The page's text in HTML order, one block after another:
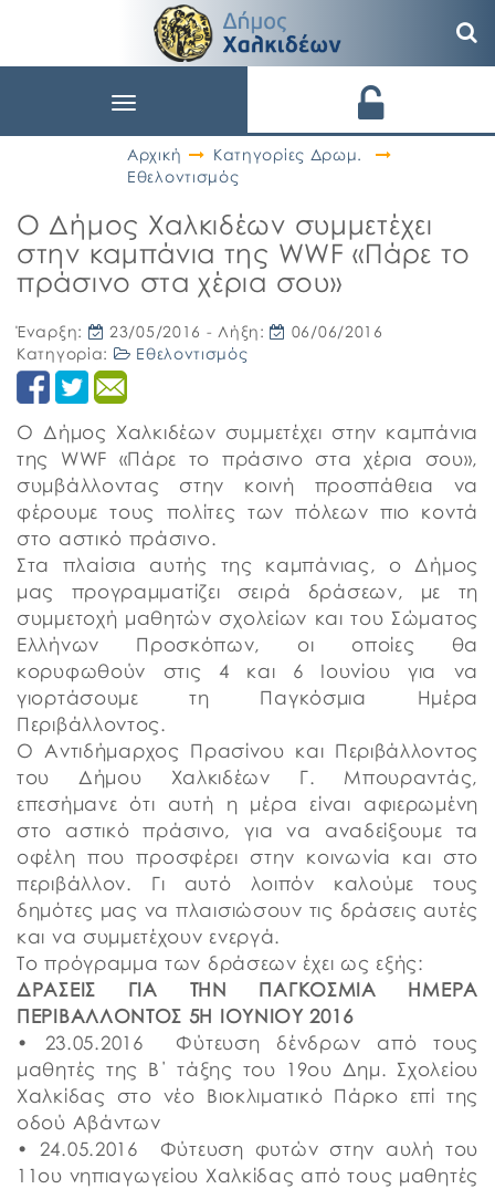
Toggle
Αρχική
Κατηγορίες Δρωμ.
Εθελοντισμός
Ο Δήμος Χαλκιδέων συμμετέχει
στην καμπάνια της WWF «Πάρε το
πράσινο στα χέρια σου»
Έναρξη: 23/05/2016 - Λήξη:
06/06/2016
Κατηγορία:
Εθελοντισμός
Ο Δήμος Χαλκιδέων συμμετέχει στην καμπάνια
της WWF «Πάρε το πράσινο στα χέρια σου»,
συμβάλλοντας στην κοινή προσπάθεια να
φέρουμε τους πολίτες των πόλεων πιο κοντά
στο αστικό πράσινο.
Στα πλαίσια αυτής της καμπάνιας, ο Δήμος
μας προγραμματίζει σειρά δράσεων, με τη
συμμετοχή μαθητών σχολείων και του Σώματος
Ελλήνων Προσκόπων, οι οποίες θα
κορυφωθούν στις 4 και 6 Ιουνίου για να
γιορτάσουμε τη Παγκόσμια Ημέρα
Περιβάλλοντος.
Ο Αντιδήμαρχος Πρασίνου και Περιβάλλοντος
του Δήμου Χαλκιδέων Γ. Μπουραντάς,
επεσήμανε ότι αυτή η μέρα είναι αφιερωμένη
στο αστικό πράσινο, για να αναδείξουμε τα
οφέλη που προσφέρει στην κοινωνία και στο
περιβάλλον. Γι αυτό λοιπόν καλούμε τους
δημότες μας να πλαισιώσουν τις δράσεις αυτές
και να συμμετέχουν ενεργά.
Το πρόγραμμα των δράσεων έχει ως εξής:
ΔΡΑΣΕΙΣ ΓΙΑ ΤΗΝ ΠΑΓΚΟΣΜΙΑ ΗΜΕΡΑ
ΠΕΡΙΒΑΛΛΟΝΤΟΣ 5Η ΙΟΥΝΙΟΥ 2016
• 23.05.2016 Φύτευση δένδρων από τους
μαθητές της Β΄ τάξης του 19ου Δημ. Σχολείου
Χαλκίδας στο νέο Βιοκλιματικό Πάρκο επί της
οδού Αβάντων
• 24.05.2016 Φύτευση φυτών στην αυλή του
11ου νηπιαγωγείου Χαλκίδας από τους μαθητές